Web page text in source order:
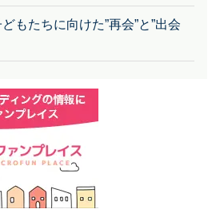
もたちに向けた”再会”と”出会